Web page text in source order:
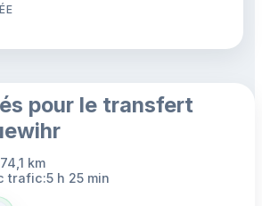
pour le transfert
km
trafic:5 h 25 min